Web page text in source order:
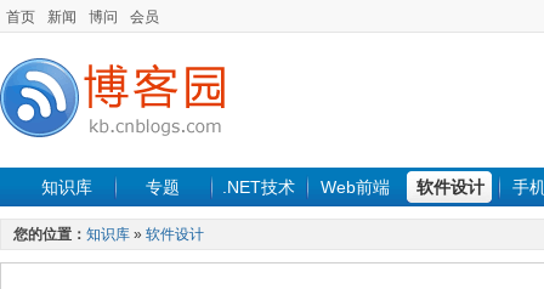
首页 新闻 博问 会员
知识库 专题 .NET技术 Web前端 软件设计 手
您的位置： 知识库 » 软件设计